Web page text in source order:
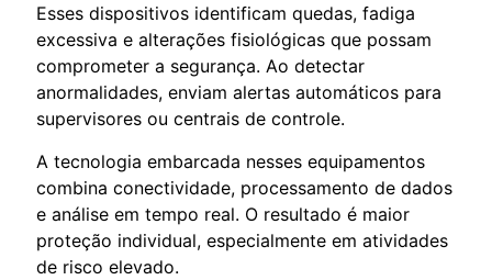
Esses dispositivos identificam quedas, fadiga
excessiva e alterações fisiológicas que possam
comprometer a segurança. Ao detectar
anormalidades, enviam alertas automáticos para
supervisores ou centrais de controle.
A tecnologia embarcada nesses equipamentos
combina conectividade, processamento de dados
e análise em tempo real. O resultado é maior
proteção individual, especialmente em atividades
de risco elevado.